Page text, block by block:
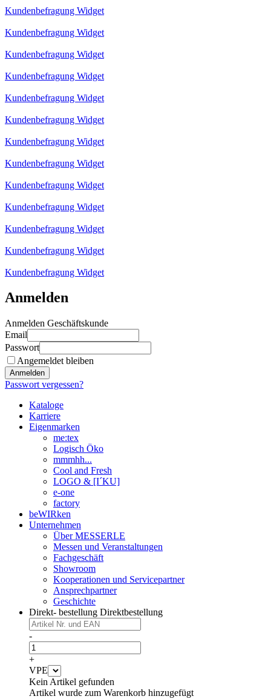
Kundenbefragung Widget
Kundenbefragung Widget
Kundenbefragung Widget
Kundenbefragung Widget
Kundenbefragung Widget
Kundenbefragung Widget
Kundenbefragung Widget
Kundenbefragung Widget
Kundenbefragung Widget
Kundenbefragung Widget
Kundenbefragung Widget
Kundenbefragung Widget
Kundenbefragung Widget
Anmelden
Anmelden Geschäftskunde
Email
Passwort
Angemeldet bleiben
Anmelden
Passwort vergessen?
Kataloge
Karriere
Eigenmarken
me:tex
Logisch Öko
mmmhh...
Cool and Fresh
LOGO & [I´KU]
e-one
factory
beWIRken
Unternehmen
Über MESSERLE
Messen und Veranstaltungen
Fachgeschäft
Showroom
Kooperationen und Servicepartner
Ansprechpartner
Geschichte
Direkt- bestellung Direktbestellung
-
+
VPE
Kein Artikel gefunden
Artikel wurde zum Warenkorb hinzugefügt